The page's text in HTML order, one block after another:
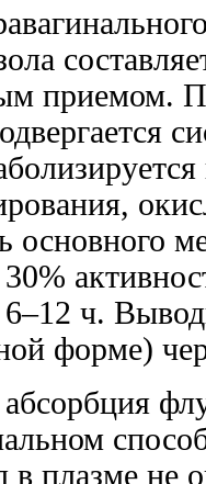
приемом.
основного
30%
6–12 ч.
форме)
в плазме не